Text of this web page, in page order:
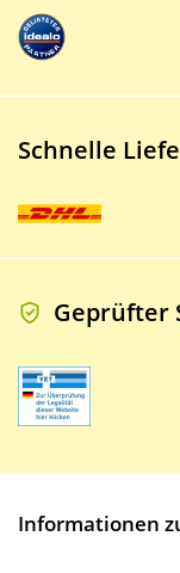
Schnelle
Geprüfter
Informationen